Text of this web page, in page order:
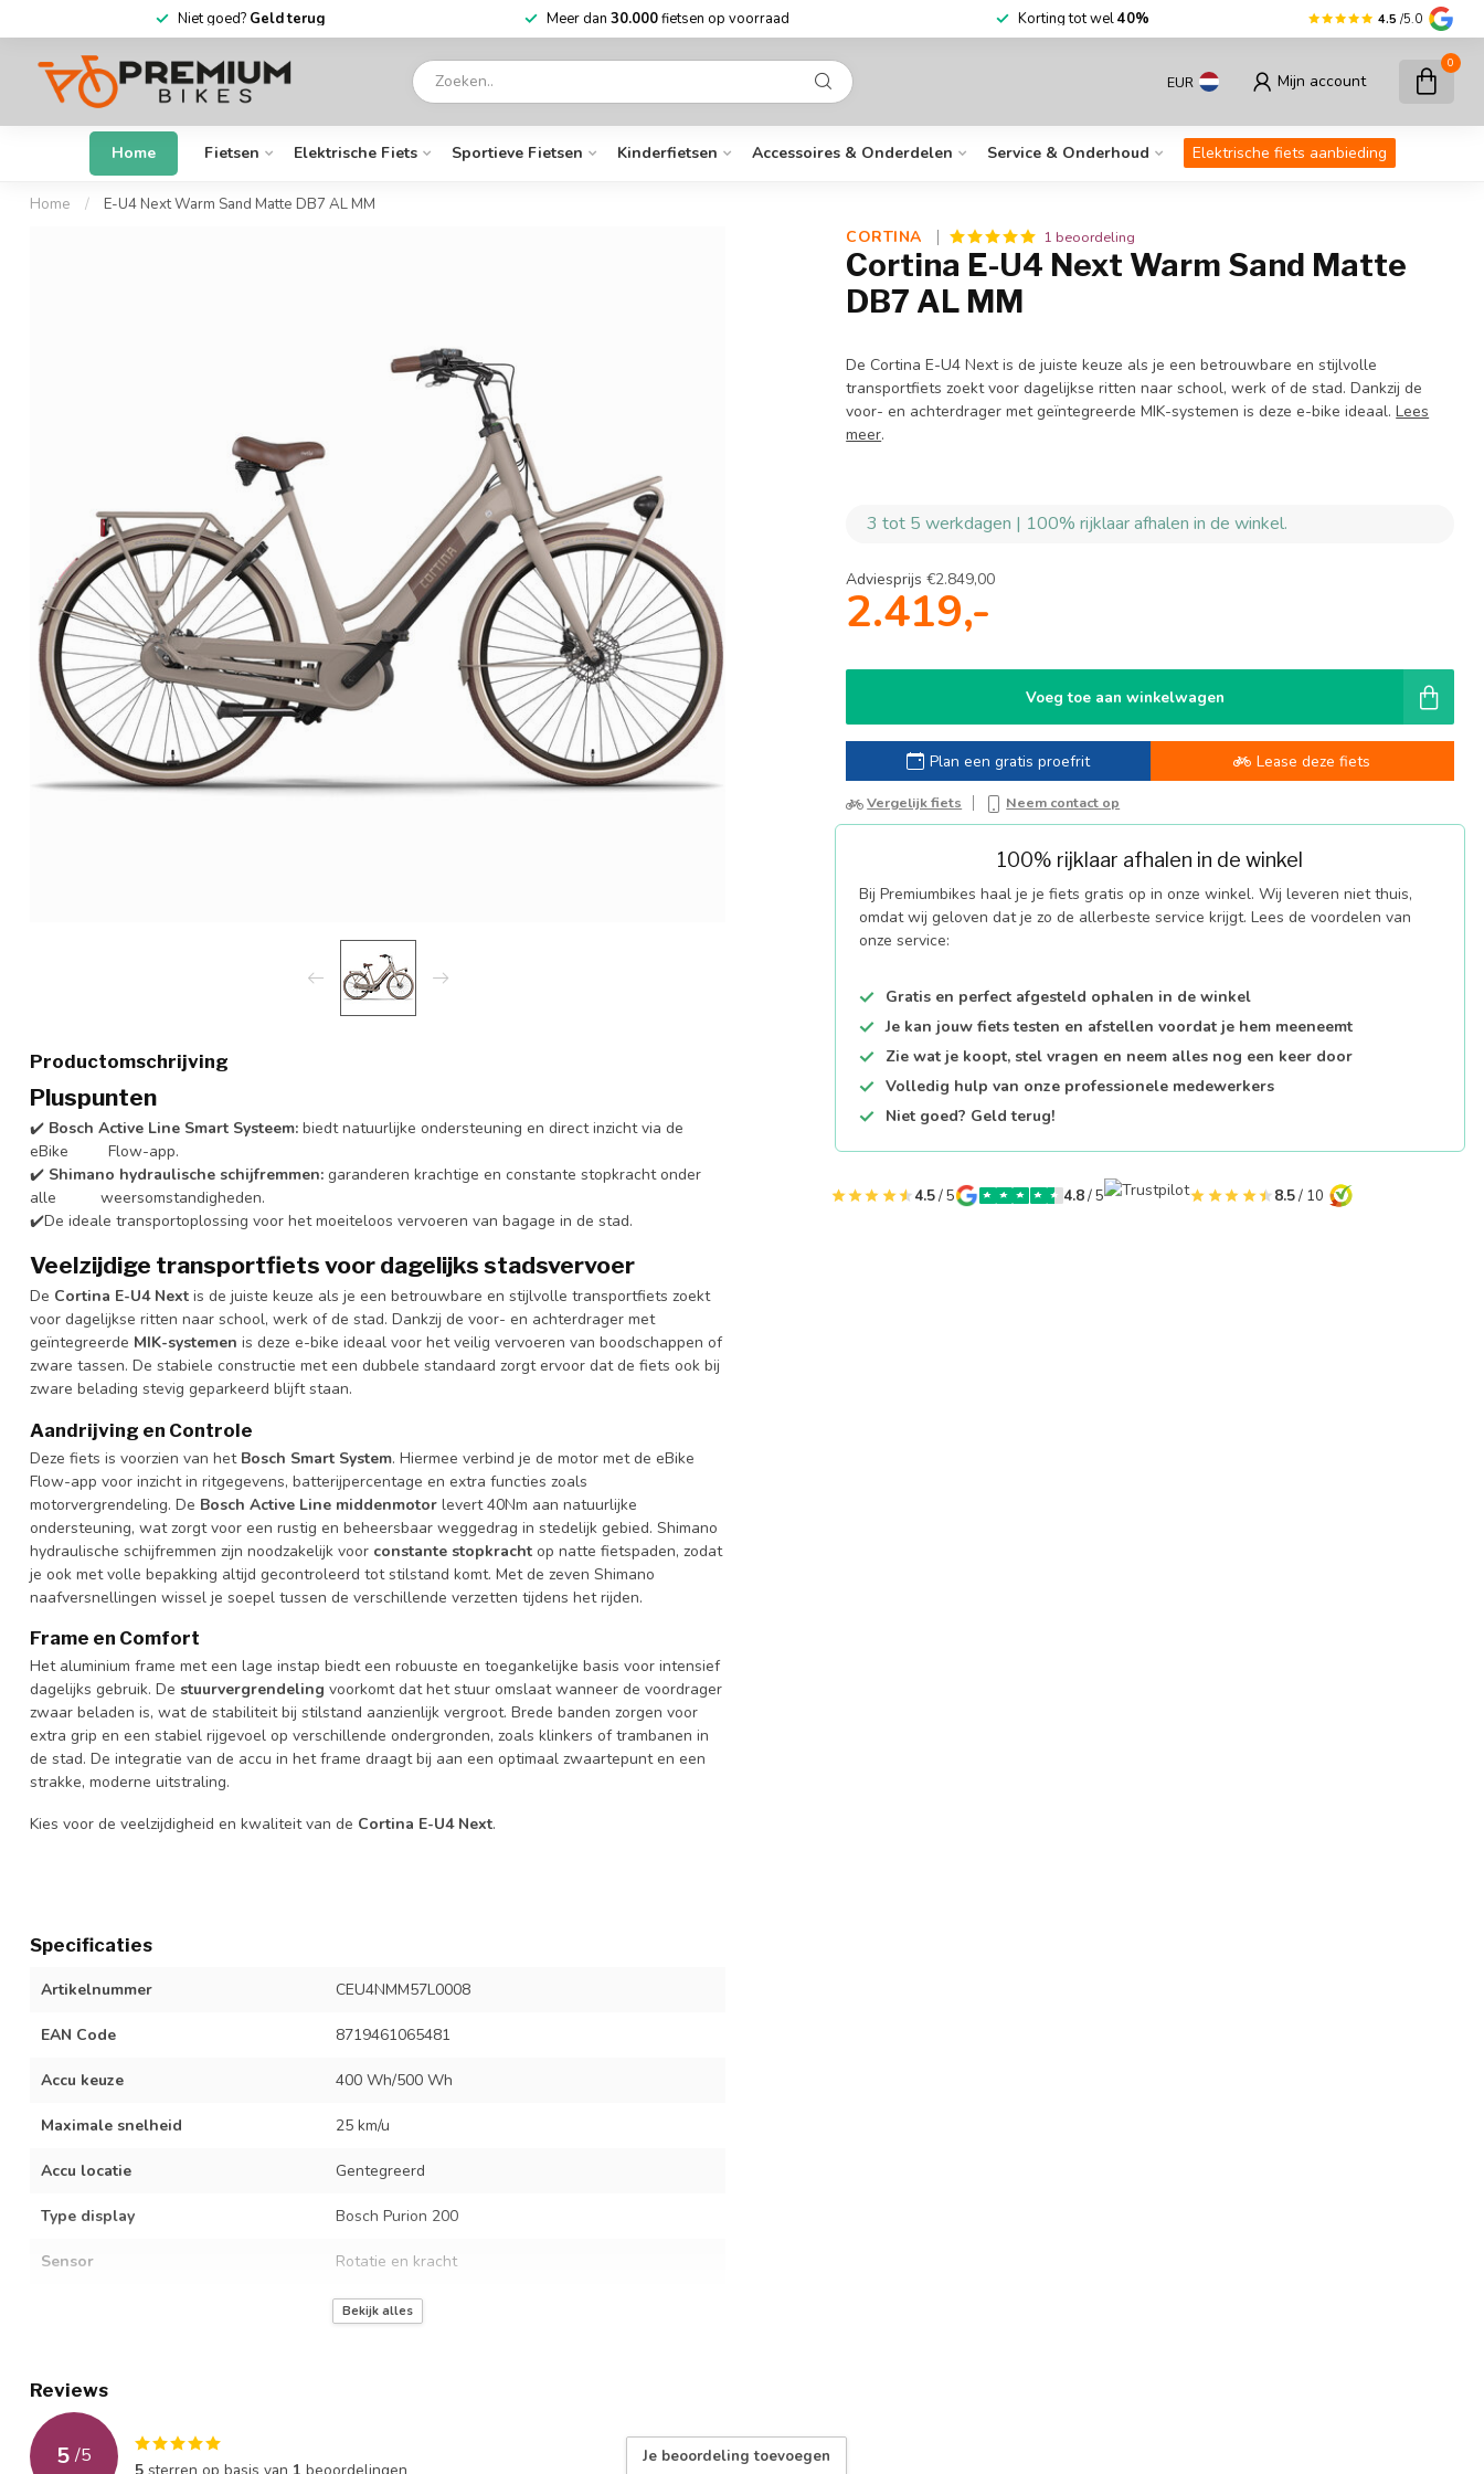
6 dagenper week open Niet goed?Geld terug Meer dan30.000fietsen op voorraad 4.5 /5.0
EUR Mijn account
0
Home Fietsen Elektrische Fiets Sportieve Fietsen Kinderfietsen Accessoires & Onderdelen Service & Onderhoud Elektrische fiets aanbieding
Home / E-U4 Next Warm Sand Matte DB7 AL MM
Productomschrijving
Pluspunten
✔️ Bosch Active Line Smart Systeem: biedt natuurlijke ondersteuning en direct inzicht via de
eBike Flow-app.
✔️ Shimano hydraulische schijfremmen: garanderen krachtige en constante stopkracht onder
alle weersomstandigheden.
✔️De ideale transportoplossing voor het moeiteloos vervoeren van bagage in de stad.
Veelzijdige transportfiets voor dagelijks stadsvervoer
De Cortina E-U4 Next is de juiste keuze als je een betrouwbare en stijlvolle transportfiets zoekt
voor dagelijkse ritten naar school, werk of de stad. Dankzij de voor- en achterdrager met
geïntegreerde MIK-systemen is deze e-bike ideaal voor het veilig vervoeren van boodschappen of
zware tassen. De stabiele constructie met een dubbele standaard zorgt ervoor dat de fiets ook bij
zware belading stevig geparkeerd blijft staan.
Aandrijving en Controle
Deze fiets is voorzien van het Bosch Smart System. Hiermee verbind je de motor met de eBike
Flow-app voor inzicht in ritgegevens, batterijpercentage en extra functies zoals
motorvergrendeling. De Bosch Active Line middenmotor levert 40Nm aan natuurlijke
ondersteuning, wat zorgt voor een rustig en beheersbaar weggedrag in stedelijk gebied. Shimano
hydraulische schijfremmen zijn noodzakelijk voor constante stopkracht op natte fietspaden, zodat
je ook met volle bepakking altijd gecontroleerd tot stilstand komt. Met de zeven Shimano
naafversnellingen wissel je soepel tussen de verschillende verzetten tijdens het rijden.
Frame en Comfort
Het aluminium frame met een lage instap biedt een robuuste en toegankelijke basis voor intensief
dagelijks gebruik. De stuurvergrendeling voorkomt dat het stuur omslaat wanneer de voordrager
zwaar beladen is, wat de stabiliteit bij stilstand aanzienlijk vergroot. Brede banden zorgen voor
extra grip en een stabiel rijgevoel op verschillende ondergronden, zoals klinkers of trambanen in
de stad. De integratie van de accu in het frame draagt bij aan een optimaal zwaartepunt en een
strakke, moderne uitstraling.
Kies voor de veelzijdigheid en kwaliteit van de Cortina E-U4 Next.
Specificaties
Artikelnummer CEU4NMM57L0008
EAN Code 8719461065481
Accu keuze 400 Wh/500 Wh
Maximale snelheid 25 km/u
Accu locatie Gentegreerd
Type display Bosch Purion 200
Sensor Rotatie en kracht
Bosch Active Line Smart Systeem
Ondersteuningsstanden
Meeloopfunctie
Bekijk alles
CORTINA 1 beoordeling
Cortina E-U4 Next Warm Sand Matte
DB7 AL MM
De Cortina E-U4 Next is de juiste keuze als je een betrouwbare en stijlvolle
transportfiets zoekt voor dagelijkse ritten naar school, werk of de stad. Dankzij de
voor- en achterdrager met geïntegreerde MIK-systemen is deze e-bike ideaal.Lees
meer.
3 tot 5 werkdagen | 100% rijklaar afhalen in de winkel.
Adviesprijs €2.849,00
2.419,-
Voeg toe aan winkelwagen
Plan een gratis proefrit Lease deze fiets
Vergelijk fiets Neem contact op
100% rijklaar afhalen in de winkel
Bij Premiumbikes haal je je fiets gratis op in onze winkel. Wij leveren niet thuis,
omdat wij geloven dat je zo de allerbeste service krijgt. Lees de voordelen van
onze service:
Gratis en perfect afgesteld ophalen in de winkel
Je kan jouw fiets testen en afstellen voordat je hem meeneemt
Zie wat je koopt, stel vragen en neem alles nog een keer door
Volledig hulp van onze professionele medewerkers
Niet goed? Geld terug!
4.5/ 5 4.8/ 5 8.5/ 10
Reviews
5 /5 Je beoordeling toevoegen